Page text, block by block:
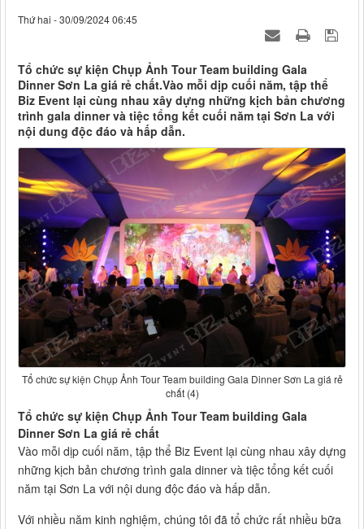
Thứ hai - 30/09/2024 06:45
Tổ chức sự kiện Chụp Ảnh Tour Team building Gala
Dinner Sơn La giá rẻ chất.Vào mỗi dịp cuối năm, tập thể
Biz Event lại cùng nhau xây dựng những kịch bản chương
trình gala dinner và tiệc tổng kết cuối năm tại Sơn La với
nội dung độc đáo và hấp dẫn.
Tổ chức sự kiện Chụp Ảnh Tour Team building Gala Dinner Sơn La giá rẻ
chất (4)
Tổ chức sự kiện Chụp Ảnh Tour Team building Gala
Dinner Sơn La giá rẻ chất
Vào mỗi dịp cuối năm, tập thể Biz Event lại cùng nhau xây dựng
những kịch bản chương trình gala dinner và tiệc tổng kết cuối
năm tại Sơn La với nội dung độc đáo và hấp dẫn.
Với nhiều năm kinh nghiệm, chúng tôi đã tổ chức rất nhiều bữa